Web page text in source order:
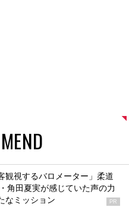
観視するバロメーター」柔道
角田夏実が感じていた声の力
なミッション
PR